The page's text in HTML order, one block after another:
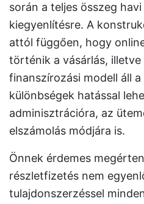
során a teljes összeg
kiegyenlítésre. A
attól függően, hogy
történik a vásárlás,
finanszírozási modell áll
különbségek hatással
adminisztrációra, az
elszámolás módjára is.
Önnek érdemes
részletfizetés nem
tulajdonszerzéssel